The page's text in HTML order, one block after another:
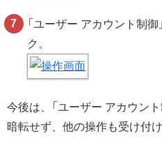
「ユーザー アカウント制御
ク。
今後は、「ユーザー アカウン
暗転せず、他の操作も受け付